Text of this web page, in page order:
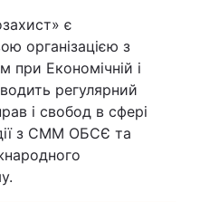
є
організацією з
при Економічній і
регулярний
і свобод в сфері
з СММ ОБСЄ та